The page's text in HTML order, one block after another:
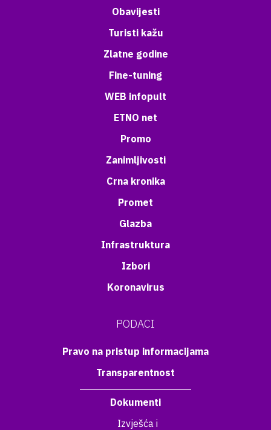
Obavijesti
Turisti kažu
Zlatne godine
Fine-tuning
WEB infopult
ETNO net
Promo
Zanimljivosti
Crna kronika
Promet
Glazba
Infrastruktura
Izbori
Koronavirus
PODACI
Pravo na pristup informacijama
Transparentnost
Dokumenti
Izvješća i